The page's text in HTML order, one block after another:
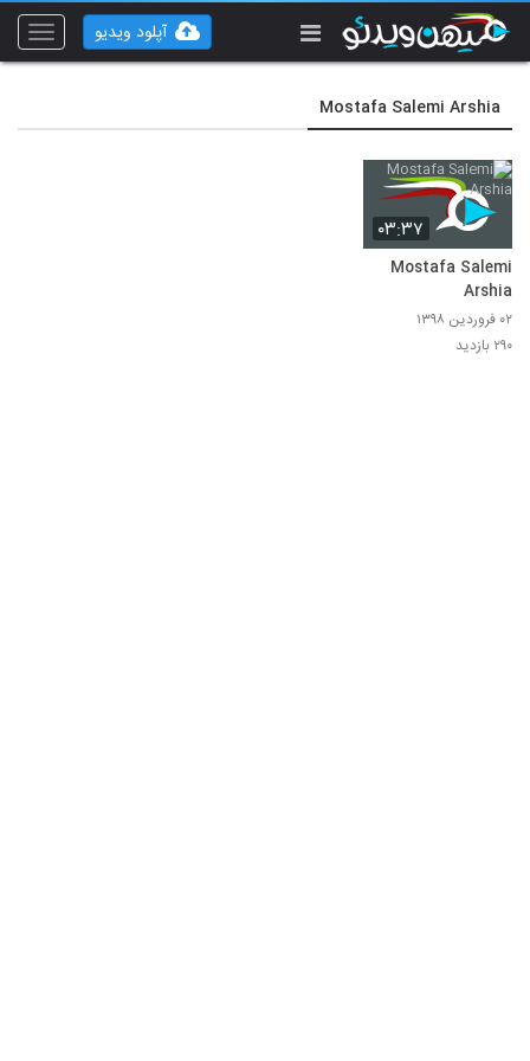
Toggle
آپلود ویدیو
Mostafa Salemi Arshia
۰۳:۳۷
Mostafa Salemi
Arshia
۰۲ فروردین ۱۳۹۸
۲۹۰ بازدید